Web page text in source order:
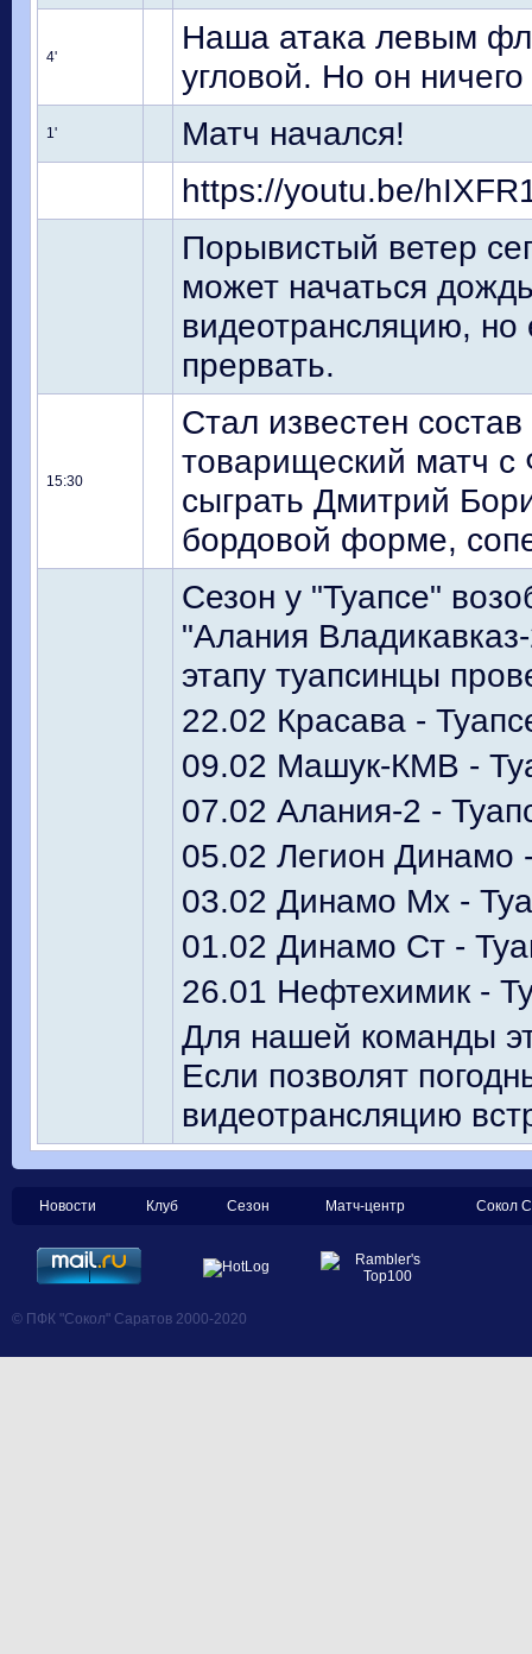
4'
Наша атака левым
угловой. Но он
1'
Матч начался!
https://youtu.be/
Порывистый ветер
может начаться
видеотрансляцию, но
прервать.
15:30
Стал известен
товарищеский матч с
сыграть Дмитрий
бордовой форме,
Сезон у "Туапсе"
"Алания
этапу туапсинцы
22.02 Красава -
09.02 Машук-КМВ -
07.02 Алания-2 -
05.02 Легион Динамо
03.02 Динамо Мх -
01.02 Динамо Ст -
26.01 Нефтехимик -
Для нашей команды
Если позволят
видеотрансляцию
Новости Клуб Сезон Матч-центр Сокол
© ПФК "Сокол" Саратов 2000-2020